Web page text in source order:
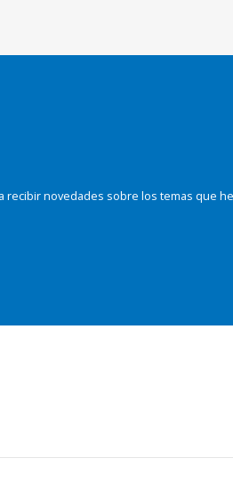
recibir novedades sobre los temas que he